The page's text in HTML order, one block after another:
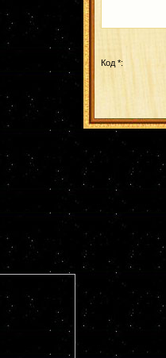
Код *: